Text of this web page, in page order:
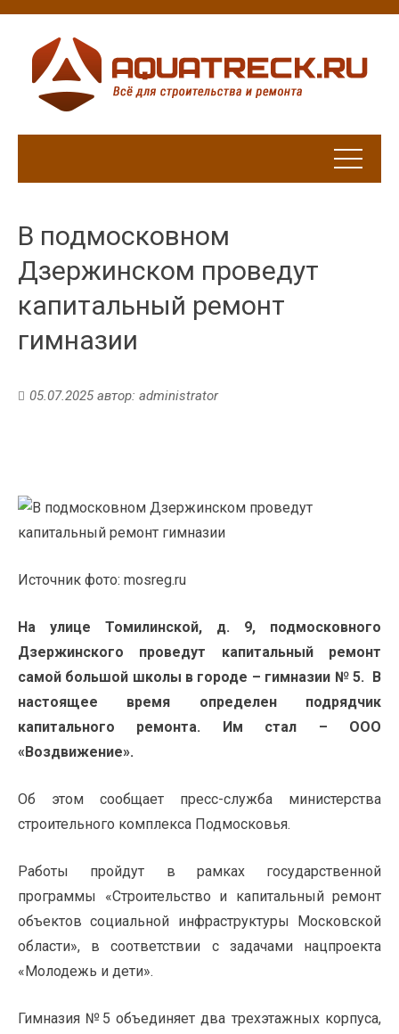
В подмосковном
Дзержинском проведут
капитальный ремонт
гимназии
05.07.2025автор: administrator
Источник фото: mosreg.ru
На улице Томилинской, д. 9, подмосковного
Дзержинского проведут капитальный ремонт
самой большой школы в городе – гимназии № 5. В
настоящее время определен подрядчик
капитального ремонта. Им стал – ООО
«Воздвижение».
Об этом сообщает пресс-служба министерства
строительного комплекса Подмосковья.
Работы пройдут в рамках государственной
программы «Строительство и капитальный ремонт
объектов социальной инфраструктуры Московской
области», в соответствии с задачами нацпроекта
«Молодежь и дети».
Гимназия №5 объединяет два трехэтажных корпуса,